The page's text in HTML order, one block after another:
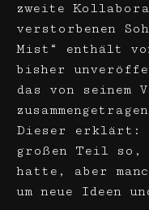
zweite
verstorbenen
Mist“ enthält
bisher
das von seinem
Dieser erklärt:
großen Teil so,
hatte, aber
um neue Ideen